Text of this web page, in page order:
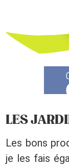
LES
Les bons
je les fais